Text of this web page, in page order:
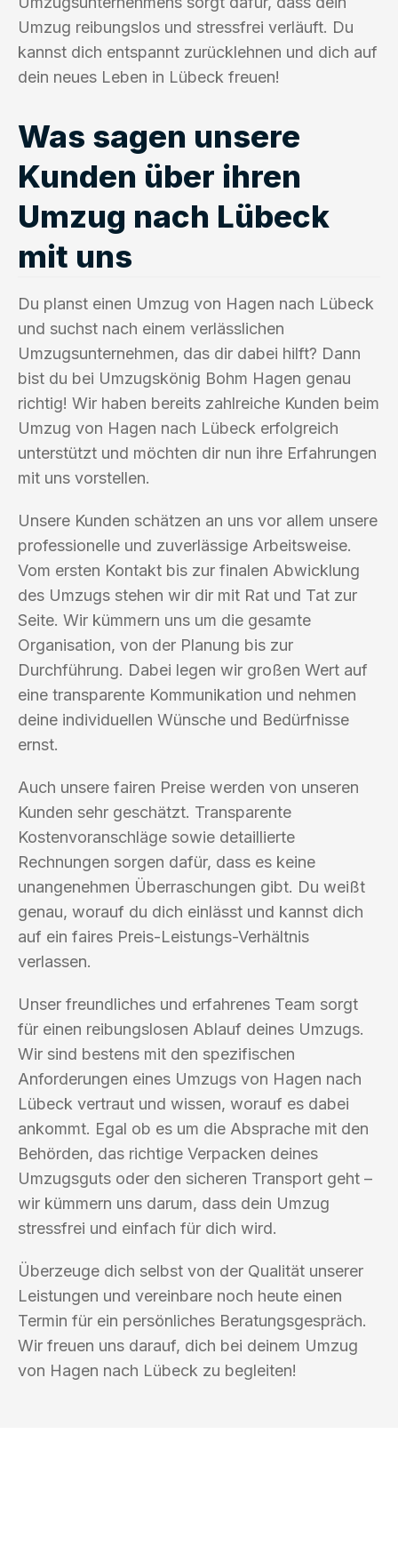
Umzug reibungslos und stressfrei verläuft. Du
kannst dich entspannt zurücklehnen und dich auf
dein neues Leben in Lübeck freuen!
Was sagen unsere
Kunden über ihren
Umzug nach Lübeck
mit uns
Du planst einen Umzug von Hagen nach Lübeck
und suchst nach einem verlässlichen
Umzugsunternehmen, das dir dabei hilft? Dann
bist du bei Umzugskönig Bohm Hagen genau
richtig! Wir haben bereits zahlreiche Kunden beim
Umzug von Hagen nach Lübeck erfolgreich
unterstützt und möchten dir nun ihre Erfahrungen
mit uns vorstellen.
Unsere Kunden schätzen an uns vor allem unsere
professionelle und zuverlässige Arbeitsweise.
Vom ersten Kontakt bis zur finalen Abwicklung
des Umzugs stehen wir dir mit Rat und Tat zur
Seite. Wir kümmern uns um die gesamte
Organisation, von der Planung bis zur
Durchführung. Dabei legen wir großen Wert auf
eine transparente Kommunikation und nehmen
deine individuellen Wünsche und Bedürfnisse
ernst.
Auch unsere fairen Preise werden von unseren
Kunden sehr geschätzt. Transparente
Kostenvoranschläge sowie detaillierte
Rechnungen sorgen dafür, dass es keine
unangenehmen Überraschungen gibt. Du weißt
genau, worauf du dich einlässt und kannst dich
auf ein faires Preis-Leistungs-Verhältnis
verlassen.
Unser freundliches und erfahrenes Team sorgt
für einen reibungslosen Ablauf deines Umzugs.
Wir sind bestens mit den spezifischen
Anforderungen eines Umzugs von Hagen nach
Lübeck vertraut und wissen, worauf es dabei
ankommt. Egal ob es um die Absprache mit den
Behörden, das richtige Verpacken deines
Umzugsguts oder den sicheren Transport geht –
wir kümmern uns darum, dass dein Umzug
stressfrei und einfach für dich wird.
Überzeuge dich selbst von der Qualität unserer
Leistungen und vereinbare noch heute einen
Termin für ein persönliches Beratungsgespräch.
Wir freuen uns darauf, dich bei deinem Umzug
von Hagen nach Lübeck zu begleiten!